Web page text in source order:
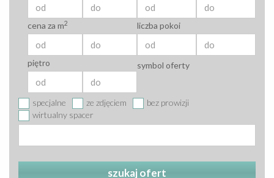
cena za m2 liczba pokoi
piętro
specjalne ze zdjęciem
bez prowizji
wirtualny spacer
symbol oferty
szukaj ofert